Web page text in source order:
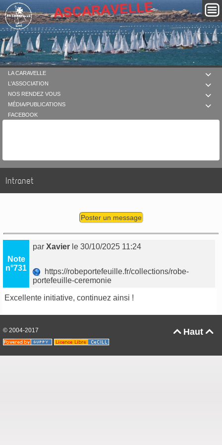

LA CARAVELLE

L'ASSOCIATION

NOS RENDEZ VOUS

MÉDIA/PUBLICATIONS
FACEBOOK
Intranet
Poster un message
Note
n°731
parXavier le 30/10/2025 11:24
https://robeportefeuille.fr/collections/robe-
portefeuille-ceremonie
Excellente initiative, continuez ainsi !
Haut 
© 2004-2017